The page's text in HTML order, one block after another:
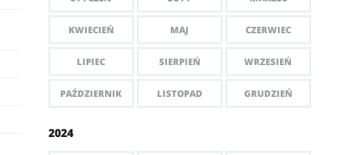
KWIECIEŃ MAJ CZERWIEC
LIPIEC SIERPIEŃ WRZESIEŃ
PAŹDZIERNIK LISTOPAD GRUDZIEŃ
2024